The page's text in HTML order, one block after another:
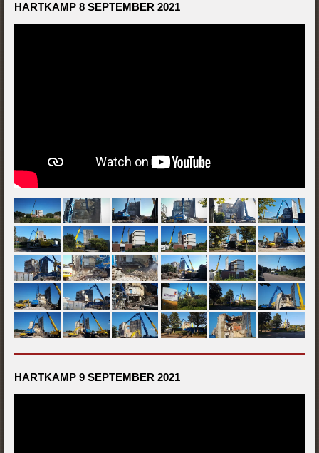
HARTKAMP 8 SEPTEMBER 2021
HARTKAMP 9 SEPTEMBER 2021